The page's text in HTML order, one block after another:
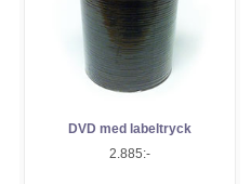
DVD med labeltryck
2.885:-